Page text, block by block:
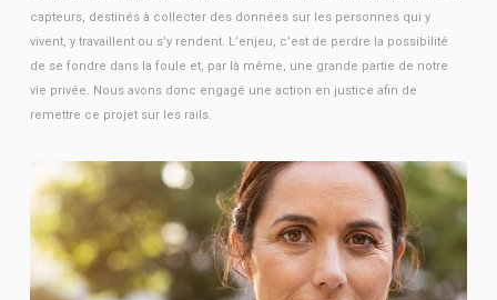
capteurs, destinés à collecter des données sur les personnes qui y
vivent, y travaillent ou s’y rendent. L’enjeu, c’est de perdre la possibilité
de se fondre dans la foule et, par là même, une grande partie de notre
vie privée. Nous avons donc engagé une action en justice afin de
remettre ce projet sur les rails.